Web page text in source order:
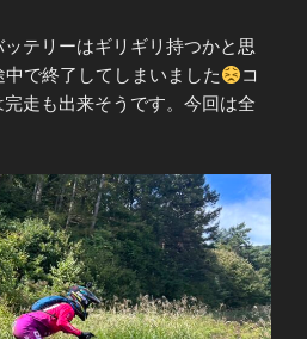
テリーはギリギリ持つかと思
で終了してしまいました
コ
走も出来そうです。今回は全